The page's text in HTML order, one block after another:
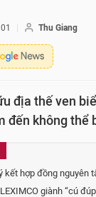
Thu Giang
địa thế ven
đến không thể
kết hợp đồng nguyên
giành “cú